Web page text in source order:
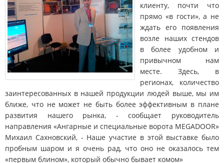
клиенту, почти что
прямо «в гости», а не
ждать его появления
возле наших стендов
в более удобном и
привычном нам
месте. Здесь, в
регионах, количество
заинтересованных в нашей продукции людей выше, мы им
ближе, что не может не быть более эффективным в плане
развития нашего рынка, - сообщает руководитель
направления «Ангарные и специальные ворота MEGADOOR»
Михаил Сахновский, - Наше участие в этой выставке было
пробным шаром и я очень рад, что оно не оказалось тем
«первым блином», который обычно бывает комом»